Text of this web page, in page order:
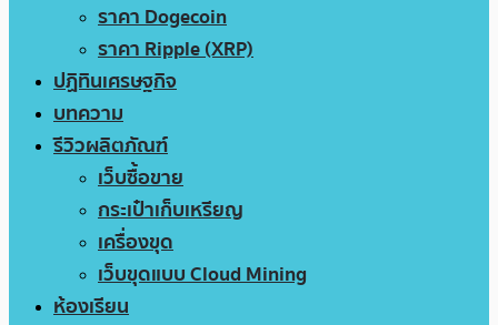
ราคา Dogecoin
ราคา Ripple (XRP)
ปฏิทินเศรษฐกิจ
บทความ
รีวิวผลิตภัณฑ์
เว็บซื้อขาย
กระเป๋าเก็บเหรียญ
เครื่องขุด
เว็บขุดแบบ Cloud Mining
ห้องเรียน